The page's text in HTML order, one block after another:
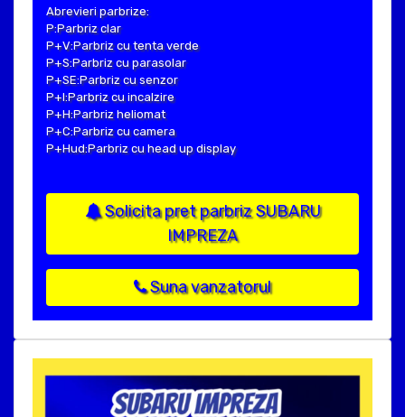
Abrevieri parbrize:
P:Parbriz clar
P+V:Parbriz cu tenta verde
P+S:Parbriz cu parasolar
P+SE:Parbriz cu senzor
P+I:Parbriz cu incalzire
P+H:Parbriz heliomat
P+C:Parbriz cu camera
P+Hud:Parbriz cu head up display
Solicita pret parbriz SUBARU
IMPREZA
Suna vanzatorul